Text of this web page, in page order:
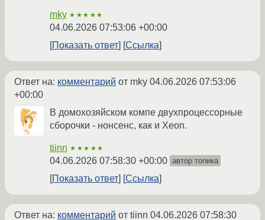
mky ★★★★★
04.06.2026 07:53:06 +00:00
Показать ответ
Ссылка
Ответ на: комментарий от mky 04.06.2026 07:53:06
+00:00
В домохозяйском компе двухпроцессорные
сборочки - нонсенс, как и Xeon.
tiinn ★★★★★
04.06.2026 07:58:30 +00:00 автор топика
Показать ответ Ссылка
Ответ на: комментарий от tiinn 04.06.2026 07:58:30